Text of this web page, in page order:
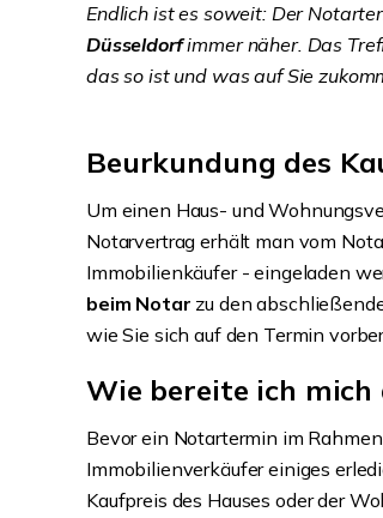
Endlich ist es soweit: Der
Düsseldorfimmer näher. Das
das so ist und was auf Sie
Beurkundung des
Um einen Haus- und
Notarvertragerhält man vom
Immobilienkäufer - eingeladen
beim Notar zu den
wie Sie sich auf den Termin
Wie bereite ich
Bevor ein Notartermin im
Immobilienverkäufer einiges
Kaufpreis des Hauses oder der